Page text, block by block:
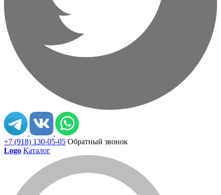
+7 (918) 130-05-05 Обратный звонок
Logo Каталог